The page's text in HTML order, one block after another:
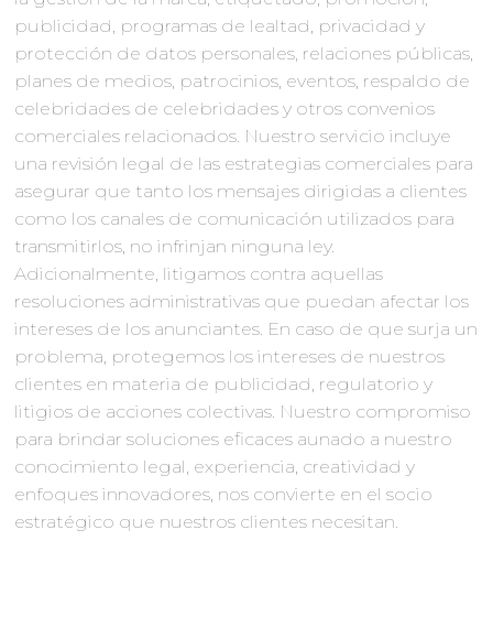
publicidad, programas de lealtad, privacidad y
protección de datos personales, relaciones públicas,
planes de medios, patrocinios, eventos, respaldo de
celebridades de celebridades y otros convenios
comerciales relacionados. Nuestro servicio incluye
una revisión legal de las estrategias comerciales para
asegurar que tanto los mensajes dirigidas a clientes
como los canales de comunicación utilizados para
transmitirlos, no infrinjan ninguna ley.
Adicionalmente, litigamos contra aquellas
resoluciones administrativas que puedan afectar los
intereses de los anunciantes. En caso de que surja un
problema, protegemos los intereses de nuestros
clientes en materia de publicidad, regulatorio y
litigios de acciones colectivas. Nuestro compromiso
para brindar soluciones eficaces aunado a nuestro
conocimiento legal, experiencia, creatividad y
enfoques innovadores, nos convierte en el socio
estratégico que nuestros clientes necesitan.